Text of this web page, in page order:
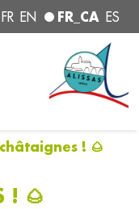
FR EN FR_CA ES
! 🌰
! 🌰